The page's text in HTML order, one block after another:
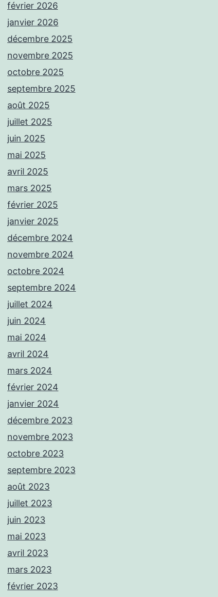
février 2026
janvier 2026
décembre 2025
novembre 2025
octobre 2025
septembre 2025
août 2025
juillet 2025
juin 2025
mai 2025
avril 2025
mars 2025
février 2025
janvier 2025
décembre 2024
novembre 2024
octobre 2024
septembre 2024
juillet 2024
juin 2024
mai 2024
avril 2024
mars 2024
février 2024
janvier 2024
décembre 2023
novembre 2023
octobre 2023
septembre 2023
août 2023
juillet 2023
juin 2023
mai 2023
avril 2023
mars 2023
février 2023